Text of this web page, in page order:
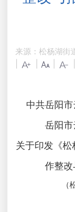
来源：松杨湖街
中共岳阳
岳阳
关于印发《
作整